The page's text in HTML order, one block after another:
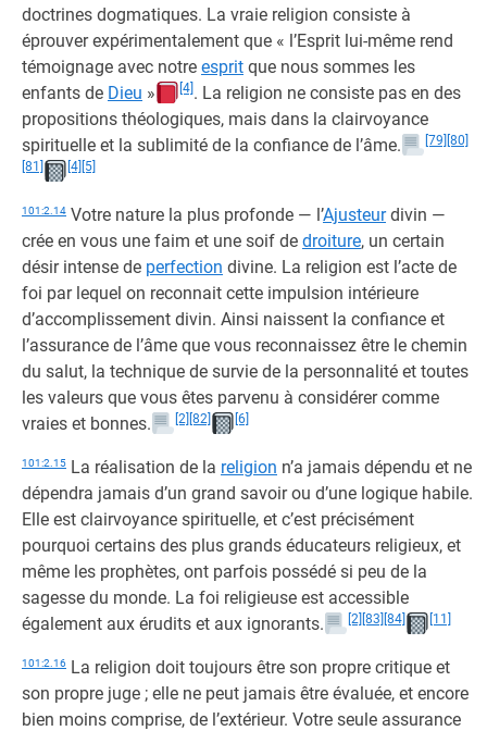
doctrines dogmatiques. La vraie religion consiste à
éprouver expérimentalement que « l’Esprit lui-même rend
témoignage avec notre esprit que nous sommes les
enfants de Dieu » [4] . La religion ne consiste pas en des
propositions théologiques, mais dans la clairvoyance
spirituelle et la sublimité de la confiance de l’âme.
[79] [80]
[81]
[4] [5]
101:2.14 Votre nature la plus profonde — l’Ajusteurdivin —
crée en vous une faim et une soif de droiture, un certain
désir intense de perfection divine. La religion est l’acte de
foi par lequel on reconnait cette impulsion intérieure
d’accomplissement divin. Ainsi naissent la confiance et
l’assurance de l’âme que vous reconnaissez être le chemin
du salut, la technique de survie de la personnalité et toutes
les valeurs que vous êtes parvenu à considérer comme
vraies et bonnes.
[2] [82] [6]
101:2.15 La réalisation de la religion n’a jamais dépendu et ne
dépendra jamais d’un grand savoir ou d’une logique habile.
Elle est clairvoyance spirituelle, et c’est précisément
pourquoi certains des plus grands éducateurs religieux, et
même les prophètes, ont parfois possédé si peu de la
sagesse du monde. La foi religieuse est accessible
également aux érudits et aux ignorants.
[2] [83] [84] [11]
101:2.16 La religion doit toujours être son propre critique et
son propre juge ; elle ne peut jamais être évaluée, et encore
bien moins comprise, de l’extérieur. Votre seule assurance